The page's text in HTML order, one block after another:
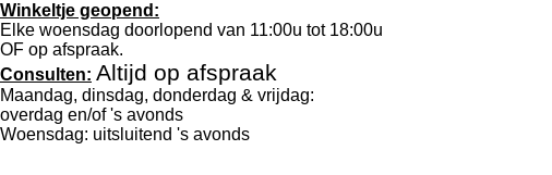
Winkeltje geopend:
Elke woensdag doorlopend van 11:00u tot 18:00u
OF op afspraak.
Consulten: Altijd op afspraak
Maandag, dinsdag, donderdag & vrijdag:
overdag en/of 's avonds
Woensdag: uitsluitend 's avonds